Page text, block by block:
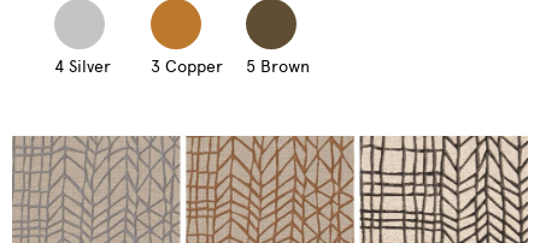
4 Silver 3 Copper 5 Brown